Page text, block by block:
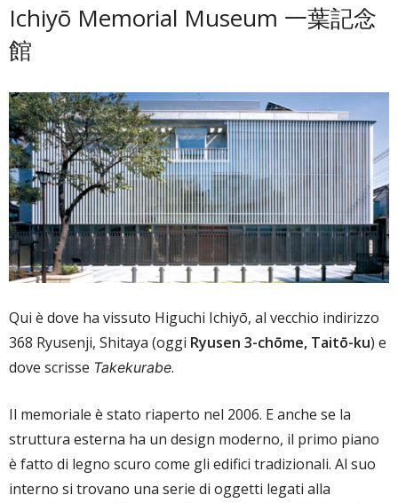
Ichiyō Memorial Museum 一葉記念
館
Qui è dove ha vissuto Higuchi Ichiyō, al vecchio indirizzo
368 Ryusenji, Shitaya (oggi Ryusen 3-chōme, Taitō-ku) e
dove scrisse Takekurabe.
Il memoriale è stato riaperto nel 2006. E anche se la
struttura esterna ha un design moderno, il primo piano
è fatto di legno scuro come gli edifici tradizionali. Al suo
interno si trovano una serie di oggetti legati alla